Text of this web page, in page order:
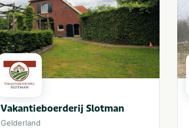
Vakantieboerderij Slotman
Gelderland